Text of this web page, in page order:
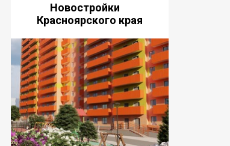
Новостройки
Красноярского края